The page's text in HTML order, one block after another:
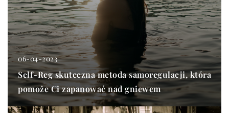
06-04-2023
Self-Reg skuteczna metoda samoregulacji, która
pomoże Ci zapanować nad gniewem